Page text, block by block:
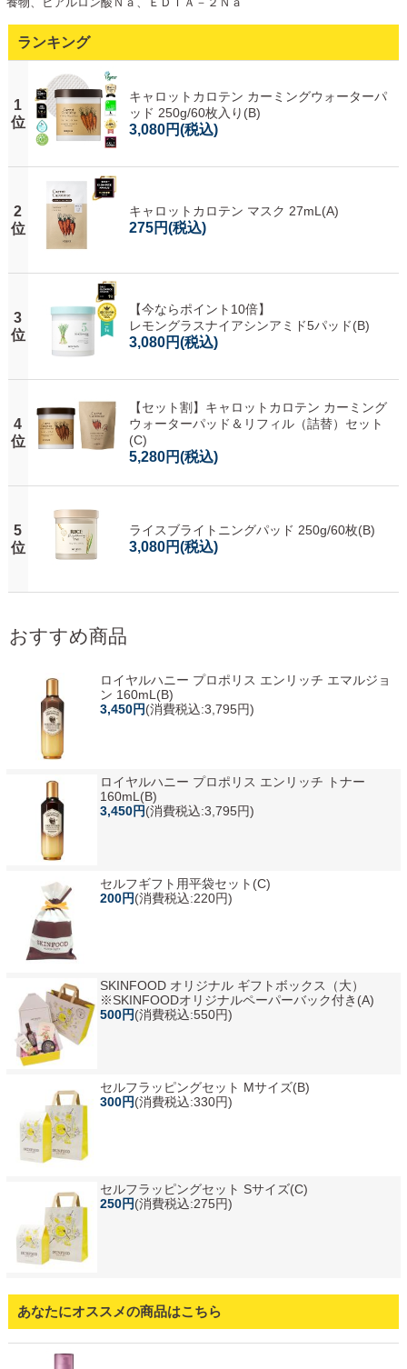
ランキング
1
位
キャロットカロテン カーミングウォーターパ
ッド 250g/60枚入り(B)
3,080円(税込)
2
位
キャロットカロテン マスク 27mL(A)
275円(税込)
3
位
【今ならポイント10倍】
レモングラスナイアシンアミド5パッド(B)
3,080円(税込)
4
位
【セット割】キャロットカロテン カーミング
ウォーターパッド＆リフィル（詰替）セット
(C)
5,280円(税込)
5
位
ライスブライトニングパッド 250g/60枚(B)
3,080円(税込)
おすすめ商品
ロイヤルハニー プロポリス エンリッチ エマルジョ
ン 160mL(B)
3,450円(消費税込:3,795円)
ロイヤルハニー プロポリス エンリッチ トナー
160mL(B)
3,450円(消費税込:3,795円)
セルフギフト用平袋セット(C)
200円(消費税込:220円)
SKINFOOD オリジナル ギフトボックス（大）
※SKINFOODオリジナルペーパーバック付き(A)
500円(消費税込:550円)
セルフラッピングセット Mサイズ(B)
300円(消費税込:330円)
セルフラッピングセット Sサイズ(C)
250円(消費税込:275円)
あなたにオススメの商品はこちら